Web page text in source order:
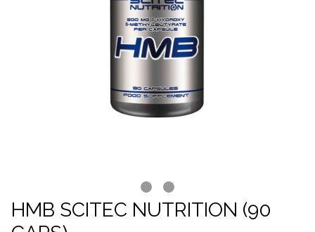
HMB SCITEC NUTRITION (90